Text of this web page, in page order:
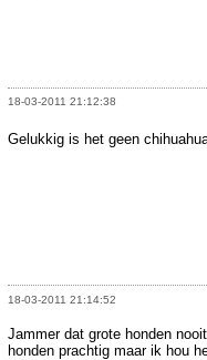
18-03-2011 21:12:38
Gelukkig is het geen
18-03-2011 21:14:52
Jammer dat grote honden
honden prachtig maar ik hou